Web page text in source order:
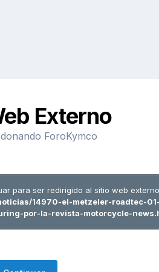
Externo
ForoKymco
para ser redirigido al sitio web
14970-el-metzeler-roadtec-
por-la-revista-motorcycle-